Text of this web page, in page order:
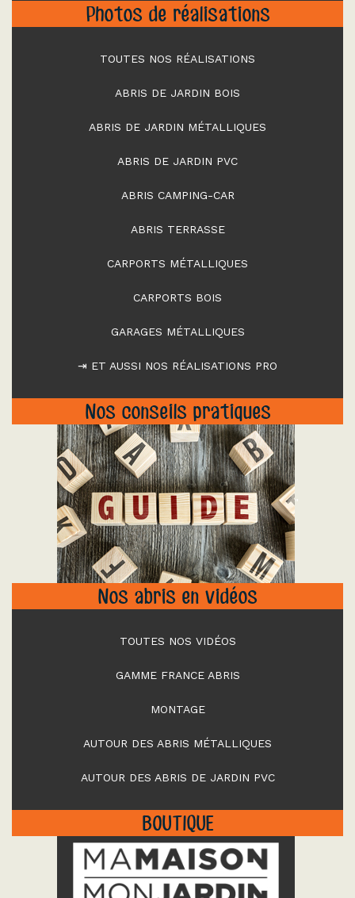
Photos de réalisations
TOUTES NOS RÉALISATIONS
ABRIS DE JARDIN BOIS
ABRIS DE JARDIN MÉTALLIQUES
ABRIS DE JARDIN PVC
ABRIS CAMPING-CAR
ABRIS TERRASSE
CARPORTS MÉTALLIQUES
CARPORTS BOIS
GARAGES MÉTALLIQUES
⇥ ET AUSSI NOS RÉALISATIONS PRO
Nos conseils pratiques
"
Nos abris en vidéos
TOUTES NOS VIDÉOS
GAMME FRANCE ABRIS
MONTAGE
AUTOUR DES ABRIS MÉTALLIQUES
AUTOUR DES ABRIS DE JARDIN PVC
BOUTIQUE